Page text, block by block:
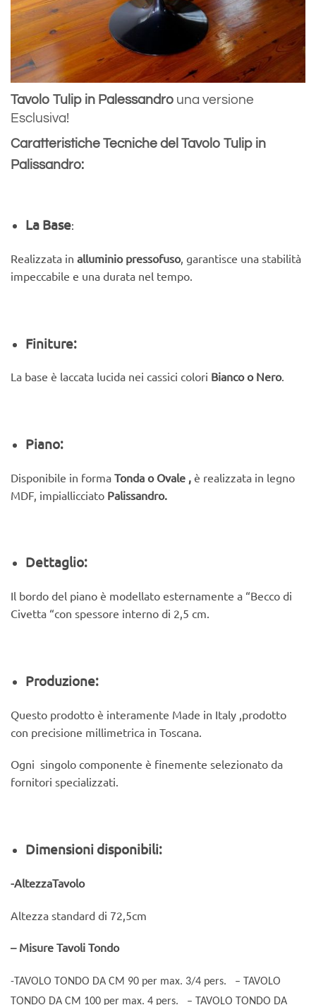
Tavolo Tulip in Palessandro una versione
Esclusiva!
Caratteristiche Tecniche del Tavolo Tulip in
Palissandro:
La Base:
Realizzata in alluminio pressofuso, garantisce una stabilità
impeccabile e una durata nel tempo.
Finiture:
La base è laccata lucida nei cassici colori Bianco o Nero.
Piano:
Disponibile in forma Tonda o Ovale , è realizzata in legno
MDF, impiallicciato Palissandro.
Dettaglio:
Il bordo del piano è modellato esternamente a “Becco di
Civetta “con spessore interno di 2,5 cm.
Produzione:
Questo prodotto è interamente Made in Italy ,prodotto
con precisione millimetrica in Toscana.
Ogni singolo componente è finemente selezionato da
fornitori specializzati.
Dimensioni disponibili:
-AltezzaTavolo
Altezza standard di 72,5cm
– Misure Tavoli Tondo
-TAVOLO TONDO DA CM 90 per max. 3/4 pers. – TAVOLO
TONDO DA CM 100 per max. 4 pers. – TAVOLO TONDO DA